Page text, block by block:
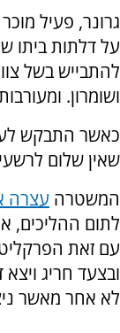
גרונר, פעיל
על דלתות ביתו
להתבייש בשל
ושומרון.
כאשר התבקש
שאין שלום
המשטרה עצרה
לתום ההליכים,
עם זאת
ובצעד חריג
לא אחר מאשר